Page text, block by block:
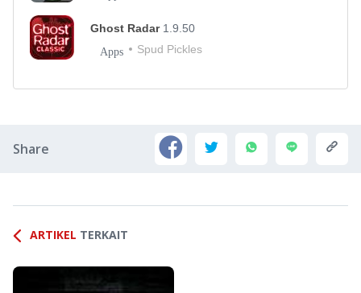
Ghost Radar 1.9.50
Apps Spud Pickles
Share
ARTIKEL TERKAIT